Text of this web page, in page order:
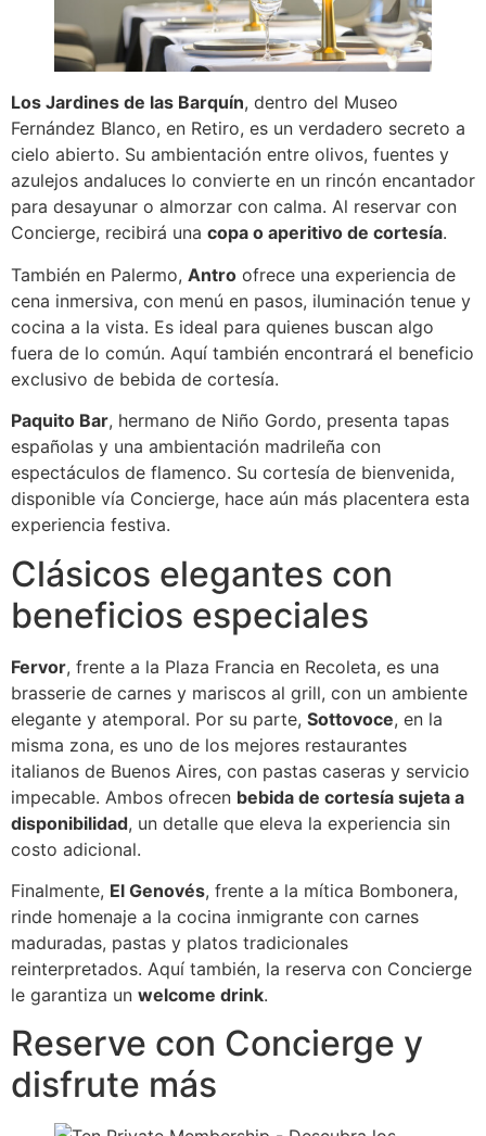
Los Jardines de las Barquín, dentro del Museo
Fernández Blanco, en Retiro, es un verdadero secreto a
cielo abierto. Su ambientación entre olivos, fuentes y
azulejos andaluces lo convierte en un rincón encantador
para desayunar o almorzar con calma. Al reservar con
Concierge, recibirá una copa o aperitivo de cortesía.
También en Palermo, Antro ofrece una experiencia de
cena inmersiva, con menú en pasos, iluminación tenue y
cocina a la vista. Es ideal para quienes buscan algo
fuera de lo común. Aquí también encontrará el beneficio
exclusivo de bebida de cortesía.
Paquito Bar, hermano de Niño Gordo, presenta tapas
españolas y una ambientación madrileña con
espectáculos de flamenco. Su cortesía de bienvenida,
disponible vía Concierge, hace aún más placentera esta
experiencia festiva.
Clásicos elegantes con
beneficios especiales
Fervor, frente a la Plaza Francia en Recoleta, es una
brasserie de carnes y mariscos al grill, con un ambiente
elegante y atemporal. Por su parte, Sottovoce, en la
misma zona, es uno de los mejores restaurantes
italianos de Buenos Aires, con pastas caseras y servicio
impecable. Ambos ofrecen bebida de cortesía sujeta a
disponibilidad, un detalle que eleva la experiencia sin
costo adicional.
Finalmente, El Genovés, frente a la mítica Bombonera,
rinde homenaje a la cocina inmigrante con carnes
maduradas, pastas y platos tradicionales
reinterpretados. Aquí también, la reserva con Concierge
le garantiza un welcome drink.
Reserve con Concierge y
disfrute más